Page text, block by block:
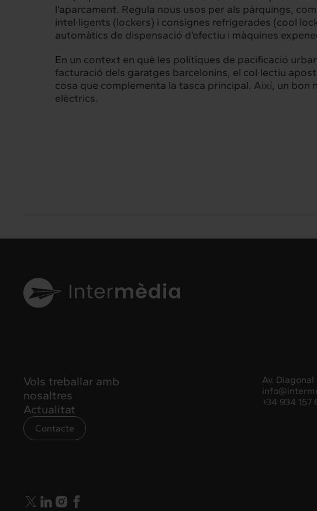
Clients Actualitat
l’aparcament. Regula nous usos per als pàrquings,
intel·ligents (lockers) i consignes refrigerades (cool
automàtics de dispensació d’efectiu i màquines
En un context en què les polítiques de pacificació
facturació dels garatges barcelonins, el col·lectiu
cosa que complementa la tasca principal. Així, un
elèctrics.
Vols treballar amb
nosaltres
Actualitat
Contacte
Av.
+34 934 157